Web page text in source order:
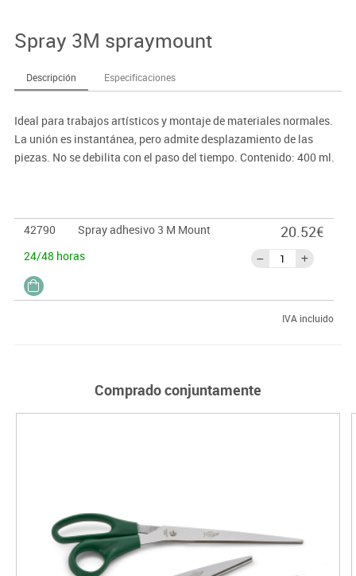
Spray 3M spraymount
Descripción Especificaciones
Ideal para trabajos artísticos y montaje de materiales normales.
La unión es instantánea, pero admite desplazamiento de las
piezas. No se debilita con el paso del tiempo. Contenido: 400 ml.
42790
Spray adhesivo 3 M Mount
24/48 horas
20.52€
IVA incluido
Comprado conjuntamente